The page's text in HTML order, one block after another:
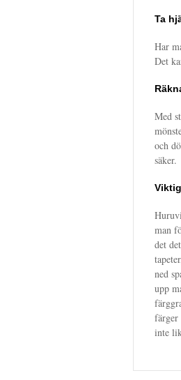
Ta
Har
Det
Med
och
säker.
man
det
ned
upp
färger
inte